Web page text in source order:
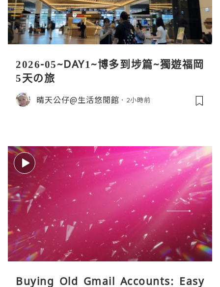
2026-05~DAY1~博多到埗篇~獨遊福岡
5天の旅
晴天公仔@生活悠閒館 2小時前
Buying Old Gmail Accounts: Easy